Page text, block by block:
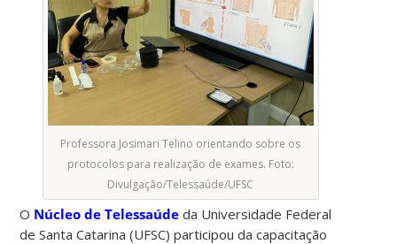
Professora Josimari Telino orientando sobre os
protocolos para realização de exames. Foto:
Divulgação/Telessaúde/UFSC
O Núcleo de Telessaúde da Universidade Federal
de Santa Catarina (UFSC) participou da capacitação